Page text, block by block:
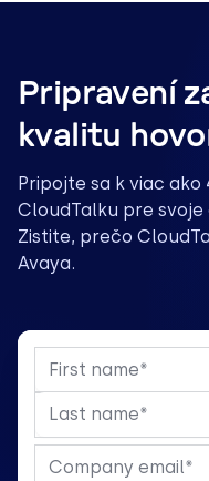
Pripravení
kvalitu
Pripojte sa k viac
CloudTalku pre
Zistite, prečo
Avaya.